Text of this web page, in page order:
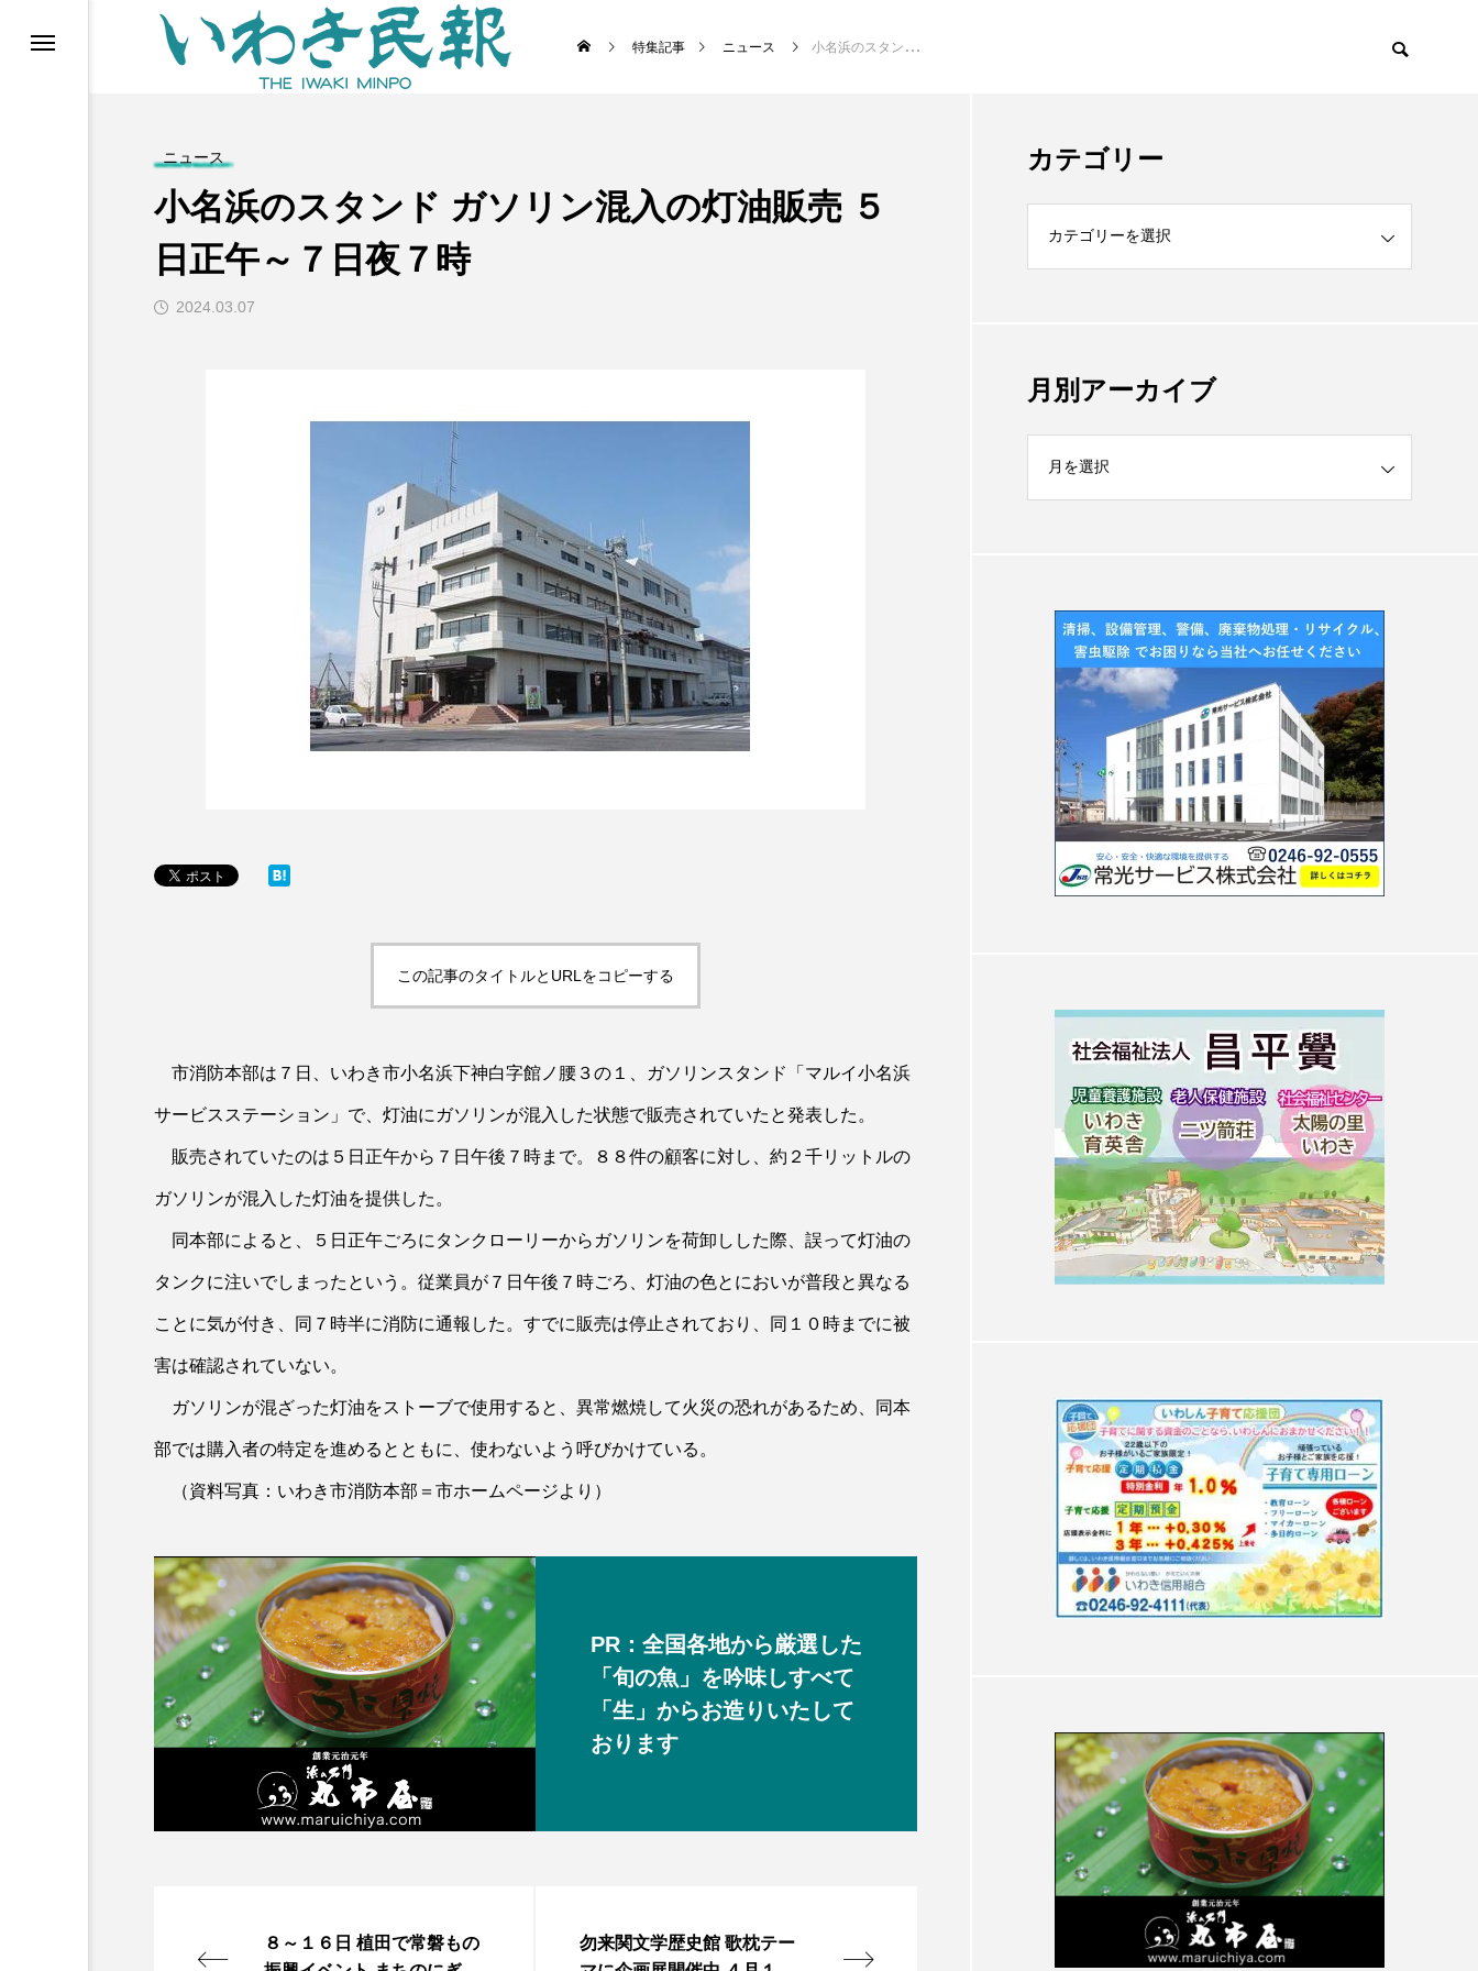
特集記事 ニュース 小名浜のスタンド ガソリン混入の灯油販売 ５日正午～７日夜７時
ニュース
小名浜のスタンド ガソリン混入の灯油販売 ５
日正午～７日夜７時
2024.03.07
この記事のタイトルとURLをコピーする
市消防本部は７日、いわき市小名浜下神白字館ノ腰３の１、ガソリンスタンド「マルイ小名浜
サービスステーション」で、灯油にガソリンが混入した状態で販売されていたと発表した。
販売されていたのは５日正午から７日午後７時まで。８８件の顧客に対し、約２千リットルの
ガソリンが混入した灯油を提供した。
同本部によると、５日正午ごろにタンクローリーからガソリンを荷卸しした際、誤って灯油の
タンクに注いでしまったという。従業員が７日午後７時ごろ、灯油の色とにおいが普段と異なる
ことに気が付き、同７時半に消防に通報した。すでに販売は停止されており、同１０時までに被
害は確認されていない。
ガソリンが混ざった灯油をストーブで使用すると、異常燃焼して火災の恐れがあるため、同本
部では購入者の特定を進めるとともに、使わないよう呼びかけている。
（資料写真：いわき市消防本部＝市ホームページより）
PR：全国各地から厳選した
「旬の魚」を吟味しすべて
「生」からお造りいたして
おります
８～１６日 植田で常磐もの
勿来関文学歴史館 歌枕テー
カテゴリー
月別アーカイブ